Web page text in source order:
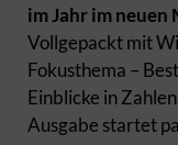
im Jahr im neuen
Vollgepackt mit
Fokusthema –
Einblicke in
Ausgabe startet